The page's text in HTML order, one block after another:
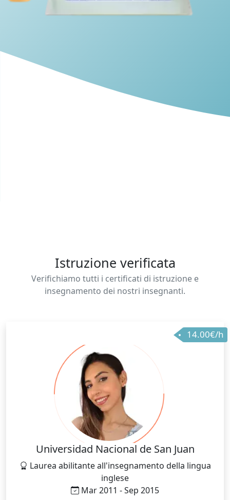
Istruzione verificata
Verifichiamo tutti i certificati di istruzione e
insegnamento dei nostri insegnanti.
14.00€/h
Universidad Nacional de San Juan
Laurea abilitante all'insegnamento della lingua
inglese
Mar 2011 - Sep 2015